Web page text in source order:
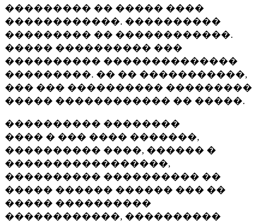
��������� �� ����� ����
������������. ����������
��������� �� ������������.
����� ���������� ���
���������� ��������������
���������. �� �� �����������,
��� ��� ���������� ���������
����� ������������ �� �����.
���������� ��������
���� � ��� ���� �������,
���������� ����, ������ �
�����������������,
���������� ���������� ��
����� ������ ������ ��� ��
����� ����������
������������, ����������